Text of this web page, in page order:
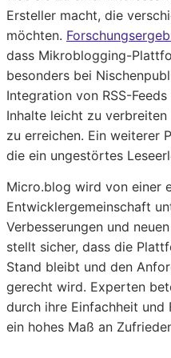
Ersteller macht, die
möchten.
dass Mikroblogging-
besonders bei
Integration von RSS-
Inhalte leicht zu
zu erreichen. Ein weiterer
die ein ungestörtes
Micro.blog wird von einer
Entwicklergemeinschaft
Verbesserungen und
stellt sicher, dass die
Stand bleibt und den
gerecht wird. Experten
durch ihre Einfachheit und
ein hohes Maß an